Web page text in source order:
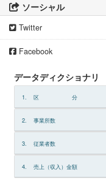
ソーシャル
Twitter
Facebook
データディクショナリ
1. 区 分
2. 事業所数
3. 従業者数
4. 売上（収入）金額